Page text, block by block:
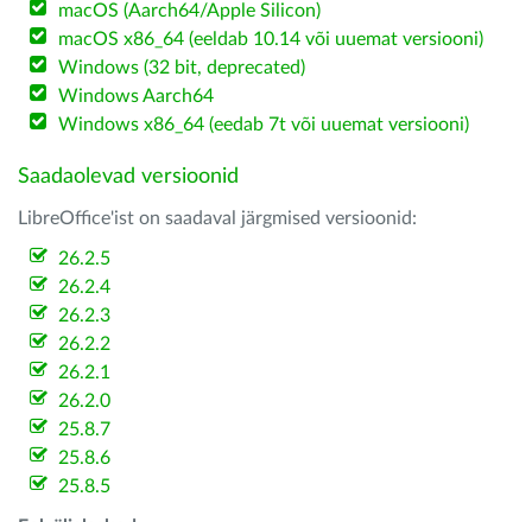
macOS (Aarch64/Apple Silicon)
macOS x86_64 (eeldab 10.14 või uuemat versiooni)
Windows (32 bit, deprecated)
Windows Aarch64
Windows x86_64 (eedab 7t või uuemat versiooni)
Saadaolevad versioonid
LibreOffice'ist on saadaval järgmised versioonid:
26.2.5
26.2.4
26.2.3
26.2.2
26.2.1
26.2.0
25.8.7
25.8.6
25.8.5